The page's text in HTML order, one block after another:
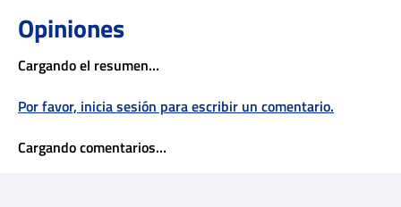
Cargando el resumen…
Por favor, inicia sesión para escribir un comentario.
Cargando comentarios…